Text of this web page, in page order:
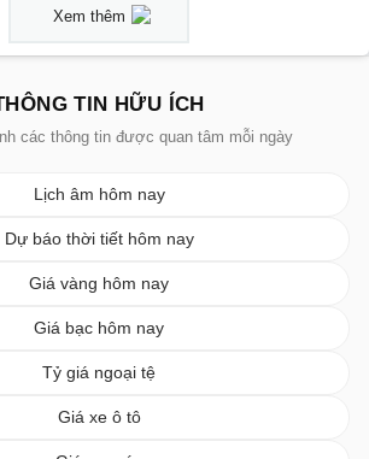
Xem thêm
TIN HỮU ÍCH
các thông tin được quan tâm mỗi ngày
Lịch âm hôm nay
Dự báo thời tiết hôm nay
Giá vàng hôm nay
Giá bạc hôm nay
Tỷ giá ngoại tệ
Giá xe ô tô